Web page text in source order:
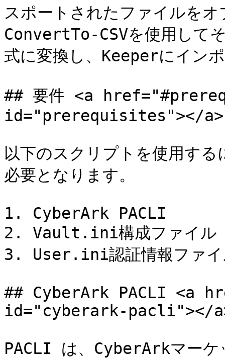
スポートされたファイルを
ConvertTo-CSVを使用して
式に変換し、Keeperにイン
## 要件 <a
id="prerequisites"></a>
以下のスクリプトを使用す
必要となります。
1. Cyber​​Ark PACLI
2. Vault.ini構成ファイル
3. User.ini認証情報ファイ
## Cyber​​Ark PACLI <a
id="cyberark-pacli"></
PACLI は、Cyber​​Arkマーケ